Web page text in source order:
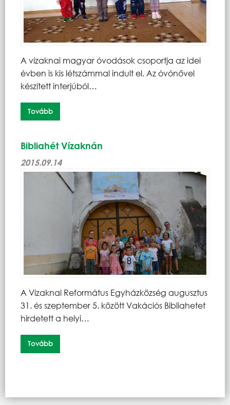
A vízaknai magyar óvodások csoportja az idei
évben is kis létszámmal indult el. Az óvónővel
készített interjúból…
Tovább
Bibliahét Vízaknán
2015.09.14
A Vízaknai Református Egyházközség augusztus
31. és szeptember 5. között Vakációs Bibliahetet
hirdetett a helyi…
Tovább